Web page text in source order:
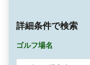
詳細条件で検索
ゴルフ場名